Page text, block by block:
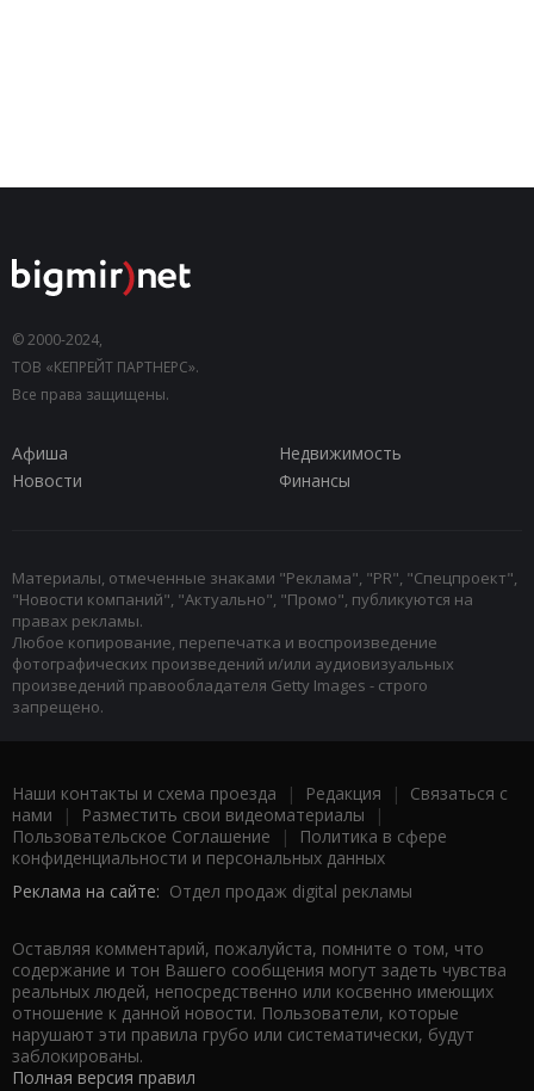
© 2000-2024,
ТОВ «КЕПРЕЙТ ПАРТНЕРС».
Все права защищены.
Афиша
Недвижимость
Новости
Финансы
Материалы, отмеченные знаками "Реклама", "PR", "Спецпроект",
"Новости компаний", "Актуально", "Промо", публикуются на
правах рекламы.
Любое копирование, перепечатка и воспроизведение
фотографических произведений и/или аудиовизуальных
произведений правообладателя Getty Images - строго
запрещено.
Наши контакты и схема проезда | Редакция | Связаться с
нами | Разместить свои видеоматериалы |
Пользовательское Соглашение |
Политика в сфере
конфиденциальности и персональных данных
Реклама на сайте: Отдел продаж digital рекламы
Оставляя комментарий, пожалуйста, помните о том, что
содержание и тон Вашего сообщения могут задеть чувства
реальных людей, непосредственно или косвенно имеющих
отношение к данной новости. Пользователи, которые
нарушают эти правила грубо или систематически, будут
заблокированы.
Полная версия правил